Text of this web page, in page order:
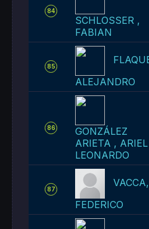
84
SCHLOSSER ,
FABIAN
85
ALEJANDRO
86
GONZÁLEZ
ARIETA , ARIEL
LEONARDO
87
VACCA,
FEDERICO